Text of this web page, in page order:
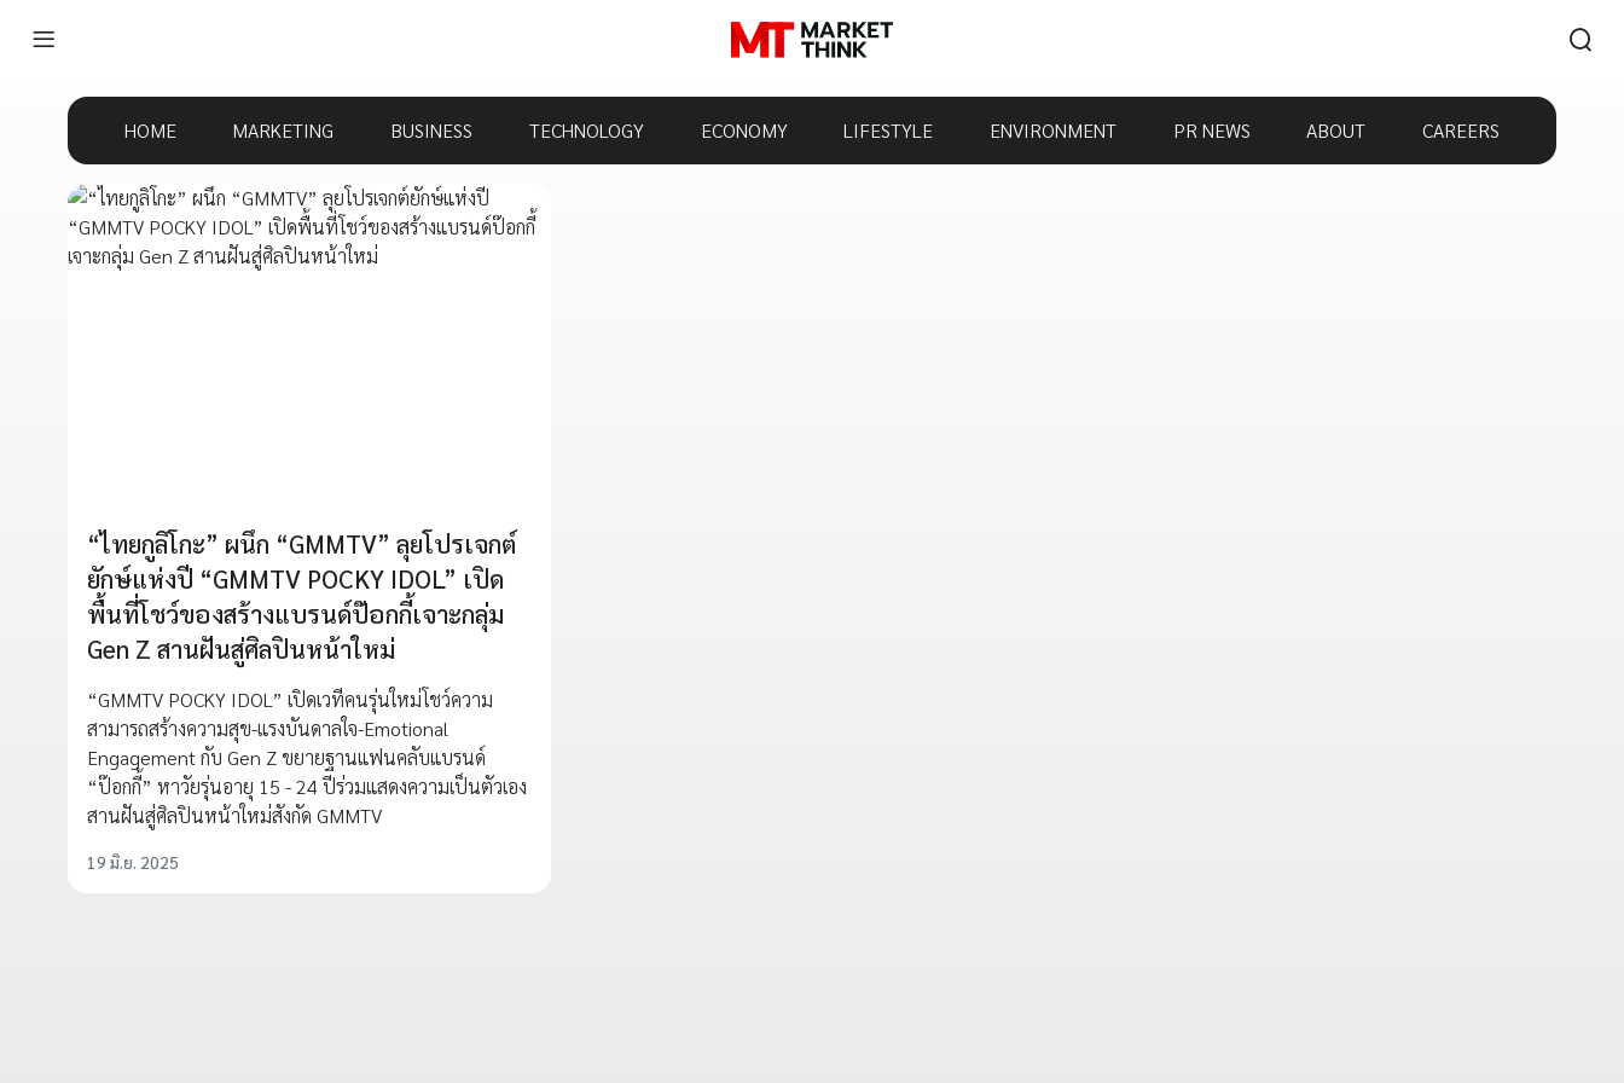
HOME MARKETING BUSINESS TECHNOLOGY ECONOMY LIFESTYLE ENVIRONMENT PR NEWS ABOUT CAREERS
“ไทยกูลิโกะ” ผนึก “GMMTV” ลุยโปรเจกต์
ยักษ์แห่งปี “GMMTV POCKY IDOL” เปิด
พื้นที่โชว์ของสร้างแบรนด์ป๊อกกี้เจาะกลุ่ม
Gen Z สานฝันสู่ศิลปินหน้าใหม่
“GMMTV POCKY IDOL” เปิดเวทีคนรุ่นใหม่โชว์ความ
สามารถสร้างความสุข-แรงบันดาลใจ-Emotional
Engagement กับ Gen Z ขยายฐานแฟนคลับแบรนด์
“ป๊อกกี้” หาวัยรุ่นอายุ 15 - 24 ปีร่วมแสดงความเป็นตัวเอง
สานฝันสู่ศิลปินหน้าใหม่สังกัด GMMTV
19 มิ.ย. 2025